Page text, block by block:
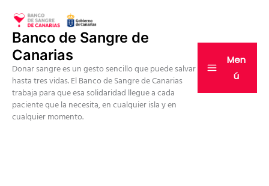
contenido
Banco de Sangre de
Canarias
Donar sangre es un gesto sencillo que puede salvar
hasta tres vidas. El Banco de Sangre de Canarias
trabaja para que esa solidaridad llegue a cada
paciente que la necesita, en cualquier isla y en
cualquier momento.
Men
ú